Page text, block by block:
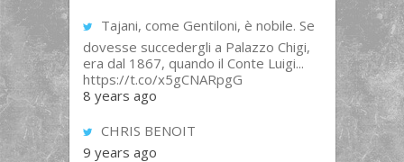
Tajani, come Gentiloni, è nobile. Se
dovesse succedergli a Palazzo Chigi,
era dal 1867, quando il Conte Luigi...
https://t.co/x5gCNARpgG
8 years ago
CHRIS BENOIT
9 years ago